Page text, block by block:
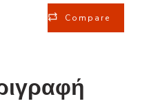
Compare